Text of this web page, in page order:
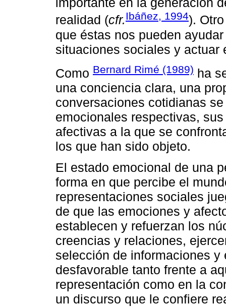
realidad (cfr. Ibáñez, 1994).
que éstas nos pueden
situaciones sociales y actuar
Como Bernard Rimé (1989) ha
una conciencia clara, una
conversaciones cotidianas
emocionales respectivas,
afectivas a la que se
los que han sido objeto.
El estado emocional de una
forma en que percibe el
representaciones sociales
de que las emociones y
establecen y refuerzan los
creencias y relaciones,
selección de informaciones
desfavorable tanto frente a
representación como en la
un discurso que le confiere